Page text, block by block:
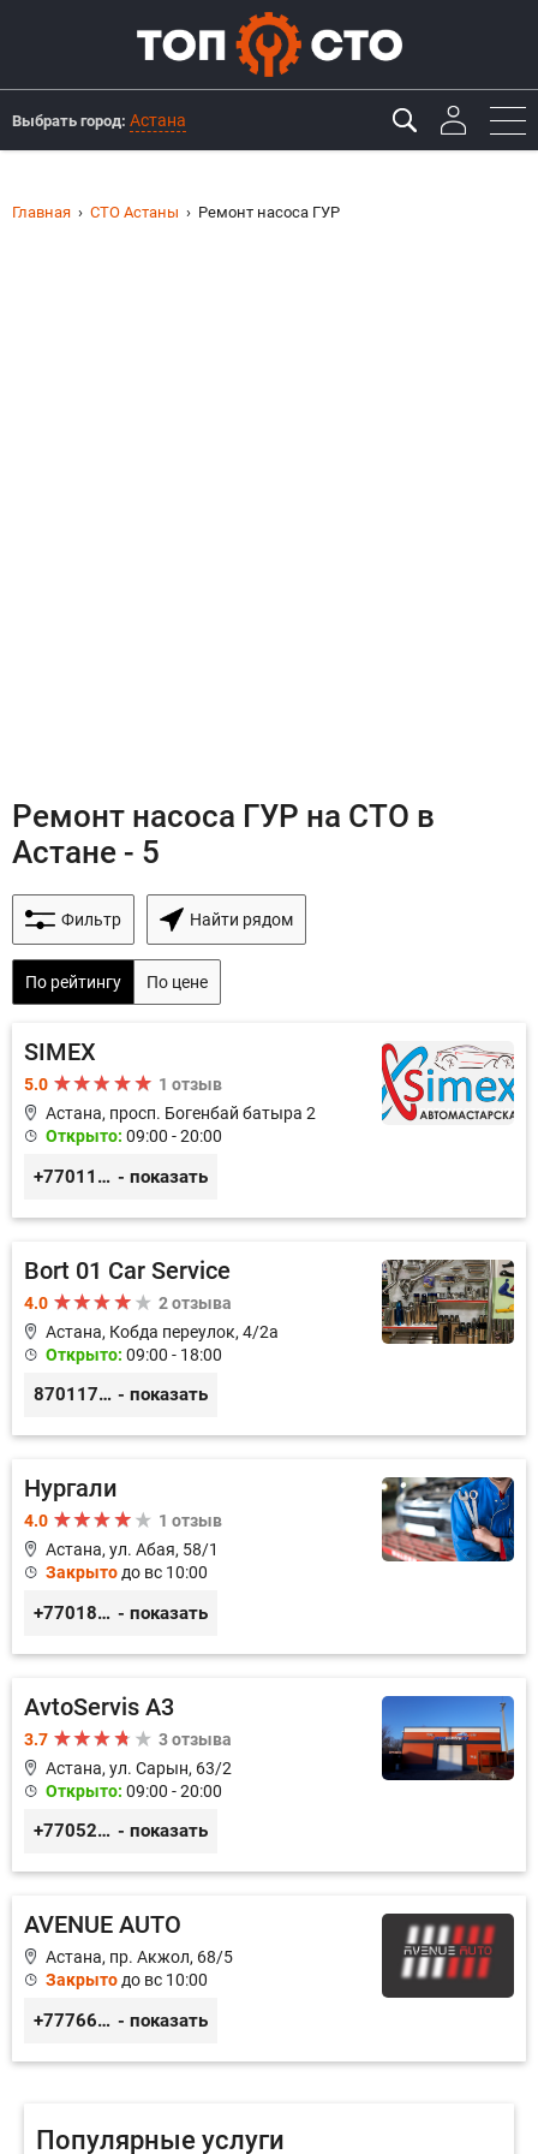
Выбрать город: Астана
Главная СТО Астаны Ремонт насоса ГУР
Ремонт насоса ГУР на СТО в
Астане - 5
Фильтр Найти рядом
По рейтингу По цене
SIMEX
5.0
1 отзыв
Астана, просп. Богенбай батыра 2
Открыто: 09:00 - 20:00
+77011248780 - показать
Bort 01 Car Service
4.0
2 отзыва
Астана, Кобда переулок, 4/2а
Открыто: 09:00 - 18:00
87011754444 - показать
Нургали
4.0
1 отзыв
Астана, ул. Абая, 58/1
Закрыто до вс 10:00
+77018150536 - показать
AvtoServis A3
3.7
3 отзыва
Астана, ул. Сарын, 63/2
Открыто: 09:00 - 20:00
+77052327760 - показать
AVENUE AUTO
Астана, пр. Акжол, 68/5
Закрыто до вс 10:00
+77766857788 - показать
Популярные услуги